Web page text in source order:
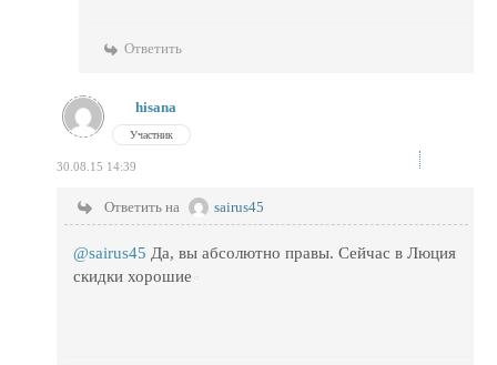
Ответить
hisana
Участник
30.08.15 14:39
Ответить на sairus45
@sairus45 Да, вы абсолютно правы. Сейчас в Люция
скидки хорошие